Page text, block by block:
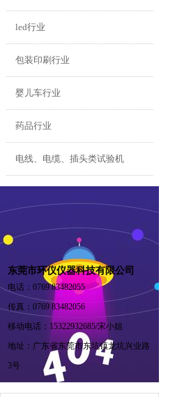
led行业
包装印刷行业
婴儿车行业
药品行业
电线、电缆、插头类试验机
东莞市环仪仪器科技有限公司
电话：0769 83482055
传真：0769 83482056
移动电话：15322932685/宋小姐
地址：广东省东莞市东坑镇龙坑兴业路
3号